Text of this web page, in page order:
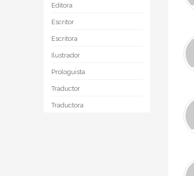
Editora
Escritor
Escritora
Ilustrador
Prologuista
Traductor
Traductora